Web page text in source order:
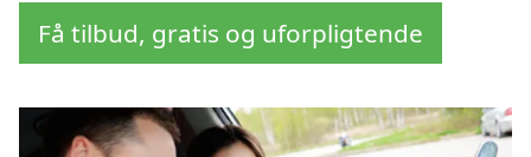
Få tilbud, gratis og uforpligtende